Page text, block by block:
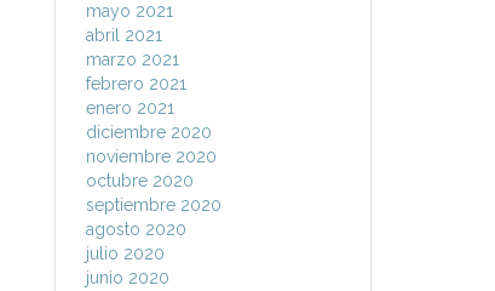
mayo 2021
abril 2021
marzo 2021
febrero 2021
enero 2021
diciembre 2020
noviembre 2020
octubre 2020
septiembre 2020
agosto 2020
julio 2020
junio 2020